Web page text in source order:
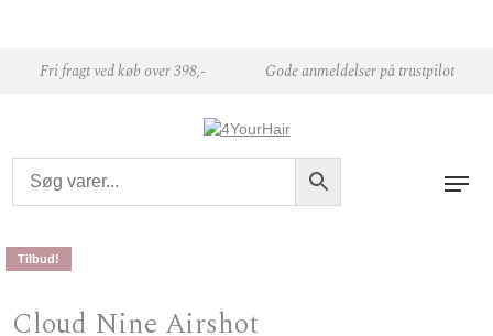
Fri fragt ved køb over 398,- Gode anmeldelser på trustpilot
Tilbud!
Cloud Nine Airshot